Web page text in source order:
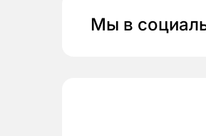
Мы в